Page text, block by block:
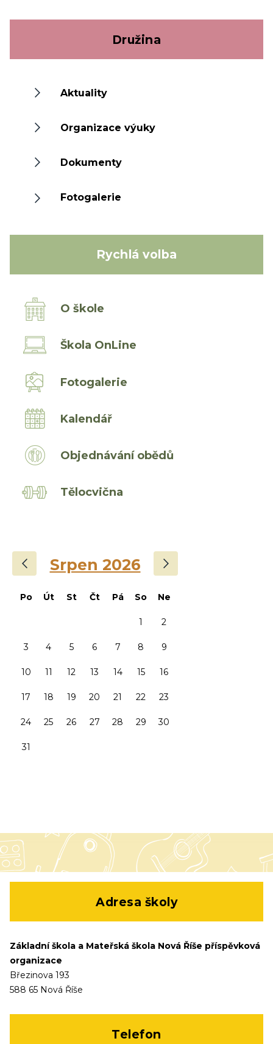
Družina
Aktuality
Organizace výuky
Dokumenty
Fotogalerie
Rychlá volba
O škole
Škola OnLine
Fotogalerie
Kalendář
Objednávání obědů
Tělocvična
Srpen 2026 ›
Po Út St Čt Pá So Ne
1 2
3 4 5 6 7 8 9
10 11 12 13 14 15 16
17 18 19 20 21 22 23
24 25 26 27 28 29 30
31
Adresa školy
Základní škola a Mateřská škola Nová Říše příspěvková
organizace
Březinova 193
588 65 Nová Říše
Telefon